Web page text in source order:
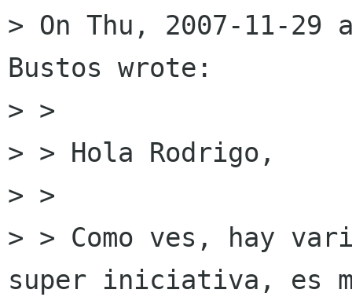
> On Thu, 2007-11-
Bustos wrote:
> >
> > Hola Rodrigo,
> >
> > Como ves, hay
super iniciativa, es